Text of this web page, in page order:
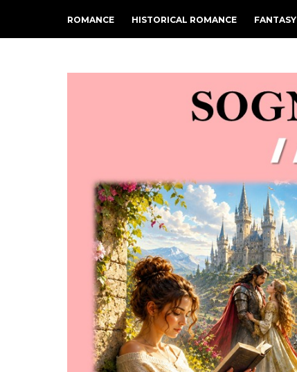
ROMANCE HISTORICAL ROMANCE FANTASY